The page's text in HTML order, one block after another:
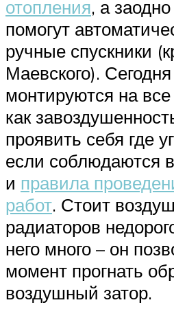
отопления, а
помогут
ручные спускники
Маевского).
монтируются на
как
проявить себя где
если соблюдаются
и правила
работ. Стоит
радиаторов
него много – он
момент прогнать
воздушный затор.